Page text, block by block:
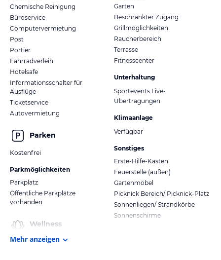
Chemische Reinigung
Büroservice
Computervermietung
Post
Portier
Fahrradverleih
Hotelsafe
Informationsschalter für
Ausflüge
Ticketservice
Autovermietung
Parken
Kostenfrei
Parkmöglichkeiten
Parkplatz
Öffentliche Parkplätze
vorhanden
Wellness
Garten
Beschränkter Zugang
Grillmöglichkeiten
Raucherbereich
Terrasse
Fitnesscenter
Unterhaltung
Sportevents Live-
Übertragungen
Klimaanlage
Verfügbar
Sonstiges
Erste-Hilfe-Kasten
Feuerstelle (außen)
Gartenmöbel
Picknick Bereich/ Picknick-Platz
Sonnenliegen/ Strandkörbe
Sonnenschirme
Mehr anzeigen